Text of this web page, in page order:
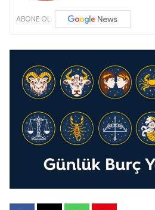
ABONE OL